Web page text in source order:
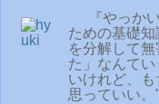
『やっか
ための基礎
を分解して
た」なんて
いけれど、
思っていい。"